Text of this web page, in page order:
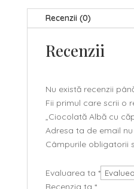
Recenzii (0)
Recenzii
Nu există recenzii
Fii primul care scrii o
„Ciocolată Albă cu
Adresa ta de email
Câmpurile obligatorii
Evaluarea ta *
Recenzia ta *